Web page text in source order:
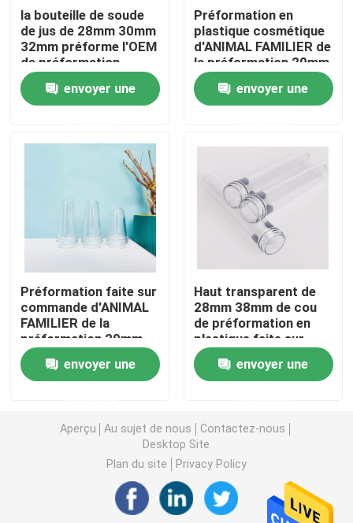
Contrôle de la qualité
Contact
Bouteille de pilule en plastique
Bouteille en plastique de sauce à compression
Bouteille de détergent de blanchisserie
Pesticides empaquetant des bouteilles
Boîte à biscuits de sucrerie
Préformation en plastique de bouteille
Bouteilles en plastique de condiment
la bouteille de soude
de jus de 28mm 30mm
32mm préforme l'OEM
de préformation
d'ANIMAL FAMILIER de
5 gallonsenvoyer une
Préformation en
plastique cosmétique
d'ANIMAL FAMILIER de
la préformation 20mm
24mm 28mm de
bouteilleenvoyer une
Préformation faite sur
commande d'ANIMAL
FAMILIER de la
préformation 29mm
30mm 28mm d'animal
familier de bouteille
pour la bouteille
envoyer une
Haut transparent de
28mm 38mm de cou
de préformation en
plastique faite sur
commande de
bouteilleenvoyer une
Aperçu Au sujet de nous
Contactez-nous
Desktop Site
Plan du site
Privacy Policy